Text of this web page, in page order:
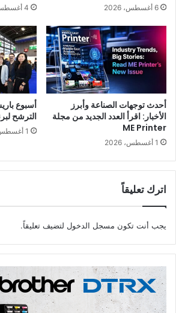
6 أغسطس، 2026 4 أغسطس، 2026
أحدث توجهات الصناعة وأبرز
الأخبار: اقرأ العدد الجديد من مجلة
ME Printer
1 أغسطس، 2026
أسبوع
الترشح
1 أغسطس، 2026
اترك تعليقاً
يجب أنت تكون مسجل الدخول لتضيف تعليقاً.